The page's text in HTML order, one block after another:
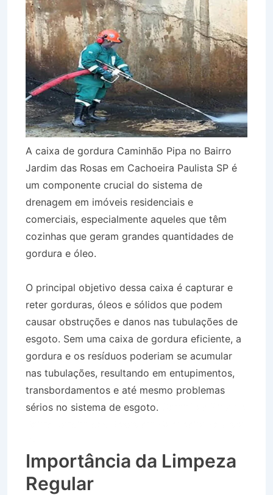
A caixa de gordura Caminhão Pipa no Bairro
Jardim das Rosas em Cachoeira Paulista SP é
um componente crucial do sistema de
drenagem em imóveis residenciais e
comerciais, especialmente aqueles que têm
cozinhas que geram grandes quantidades de
gordura e óleo.
O principal objetivo dessa caixa é capturar e
reter gorduras, óleos e sólidos que podem
causar obstruções e danos nas tubulações de
esgoto. Sem uma caixa de gordura eficiente, a
gordura e os resíduos poderiam se acumular
nas tubulações, resultando em entupimentos,
transbordamentos e até mesmo problemas
sérios no sistema de esgoto.
Importância da Limpeza
Regular